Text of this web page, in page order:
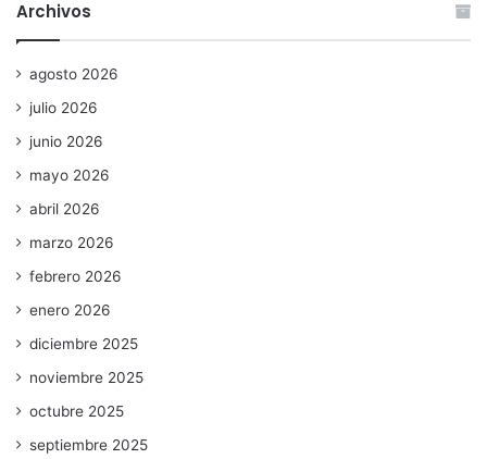
Archivos
agosto 2026
julio 2026
junio 2026
mayo 2026
abril 2026
marzo 2026
febrero 2026
enero 2026
diciembre 2025
noviembre 2025
octubre 2025
septiembre 2025